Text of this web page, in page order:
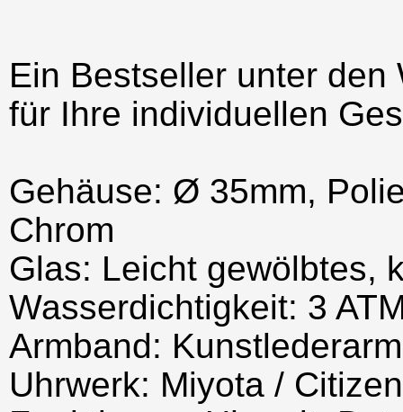
Ein Bestseller unter
für Ihre individuellen
Gehäuse: Ø 35mm,
Chrom
Glas: Leicht gewölbtes,
Wasserdichtigkeit: 3
Armband:
Uhrwerk: Miyota /